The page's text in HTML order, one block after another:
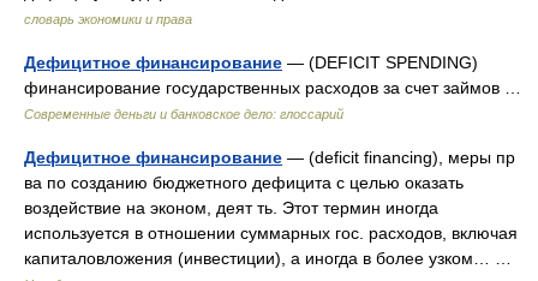
словарь экономики и права
Дефицитное финансирование — (DEFICIT SPENDING)
финансирование государственных расходов за счет займов …
Современные деньги и банковское дело: глоссарий
Дефицитное финансирование — (deficit financing), меры пр
ва по созданию бюджетного дефицита с целью оказать
воздействие на эконом, деят ть. Этот термин иногда
используется в отношении суммарных гос. расходов, включая
капиталовложения (инвестиции), а иногда в более узком… …